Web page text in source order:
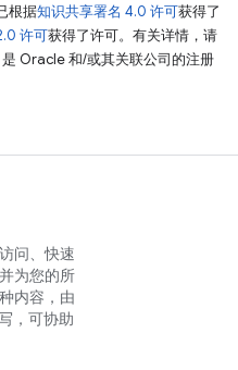
根据知识共享署名 4.0 许可获得了
许可获得了许可。有关详情，请
Oracle 和/或其关联公司的注册
问、快速
为您的所
内容，由
，可协助